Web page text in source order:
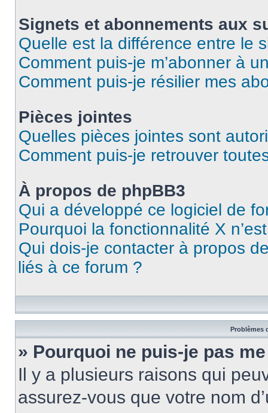
Signets et abonnements aux
Quelle est la différence entre le
Comment puis-je m’abonner à
Comment puis-je résilier mes
Pièces jointes
Quelles pièces jointes sont
Comment puis-je retrouver
À propos de phpBB3
Qui a développé ce logiciel de
Pourquoi la fonctionnalité X
Qui dois-je contacter à propos
liés à ce forum ?
Problèmes
» Pourquoi ne puis-je pas
Il y a plusieurs raisons qui
assurez-vous que votre nom